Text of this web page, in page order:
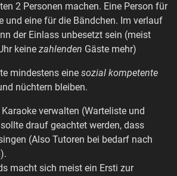
2 Personen machen. Eine Person für
und eine für die Bändchen. Im verlauf
der Einlass unbesetzt sein (meist
keine zahlenden Gäste mehr)
mindestens eine sozial kompetente
nüchtern bleiben.
verwalten (Warteliste und
drauf geachtet werden, dass
(Also Tutoren bei bedarf nach
macht sich meist ein Ersti zur